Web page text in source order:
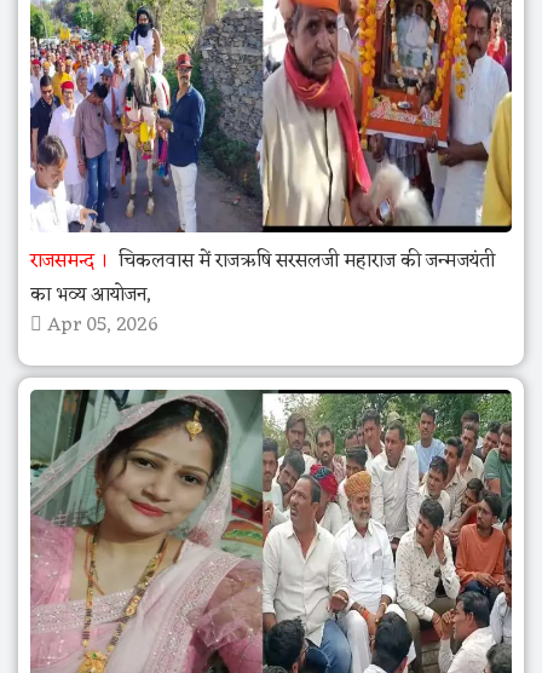
राजसमन्द
चिकलवास में राजऋषि सरसलजी महाराज की जन्मजयंती
का भव्य आयोजन,
Apr 05, 2026